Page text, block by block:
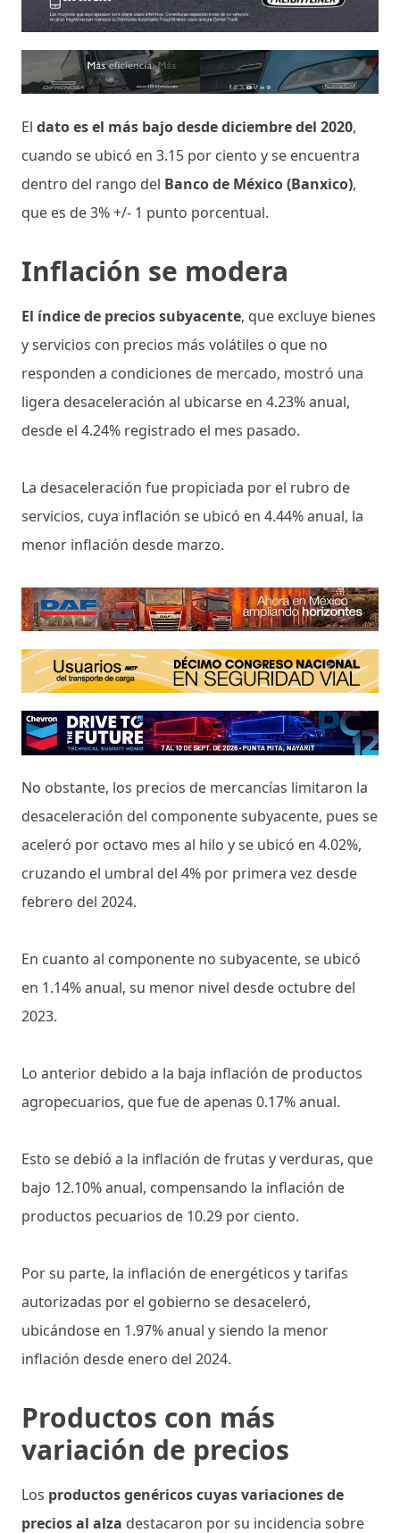
El dato es el más bajo desde diciembre del 2020,
cuando se ubicó en 3.15 por ciento y se encuentra
dentro del rango del Banco de México (Banxico),
que es de 3% +/- 1 punto porcentual.
Inflación se modera
El índice de precios subyacente, que excluye bienes
y servicios con precios más volátiles o que no
responden a condiciones de mercado, mostró una
ligera desaceleración al ubicarse en 4.23% anual,
desde el 4.24% registrado el mes pasado.
La desaceleración fue propiciada por el rubro de
servicios, cuya inflación se ubicó en 4.44% anual, la
menor inflación desde marzo.
No obstante, los precios de mercancías limitaron la
desaceleración del componente subyacente, pues se
aceleró por octavo mes al hilo y se ubicó en 4.02%,
cruzando el umbral del 4% por primera vez desde
febrero del 2024.
En cuanto al componente no subyacente, se ubicó
en 1.14% anual, su menor nivel desde octubre del
2023.
Lo anterior debido a la baja inflación de productos
agropecuarios, que fue de apenas 0.17% anual.
Esto se debió a la inflación de frutas y verduras, que
bajo 12.10% anual, compensando la inflación de
productos pecuarios de 10.29 por ciento.
Por su parte, la inflación de energéticos y tarifas
autorizadas por el gobierno se desaceleró,
ubicándose en 1.97% anual y siendo la menor
inflación desde enero del 2024.
Productos con más
variación de precios
Los productos genéricos cuyas variaciones de
precios al alza destacaron por su incidencia sobre